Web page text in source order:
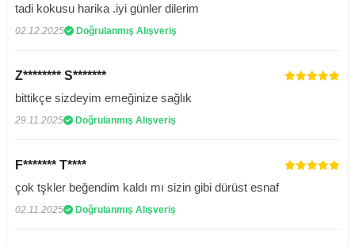
tadi kokusu harika .iyi günler dilerim
02.12.2025 Doğrulanmış Alışveriş
Z******** S*******
bittikçe sizdeyim emeğinize sağlık
29.11.2025 Doğrulanmış Alışveriş
F******* T****
çok tşkler beğendim kaldı mı sizin gibi dürüst esnaf
02.11.2025 Doğrulanmış Alışveriş